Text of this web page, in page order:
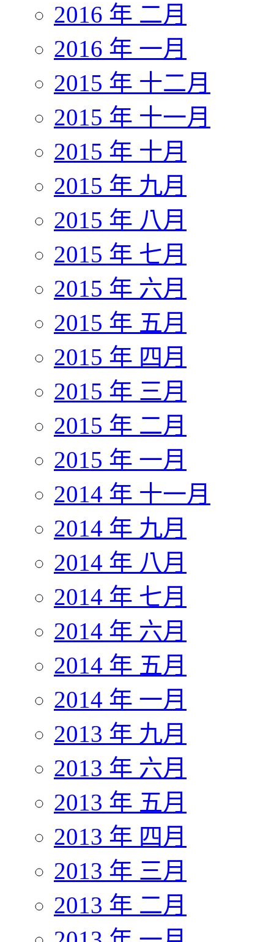
2016 年 二月
2016 年 一月
2015 年 十二月
2015 年 十一月
2015 年 十月
2015 年 九月
2015 年 八月
2015 年 七月
2015 年 六月
2015 年 五月
2015 年 四月
2015 年 三月
2015 年 二月
2015 年 一月
2014 年 十一月
2014 年 九月
2014 年 八月
2014 年 七月
2014 年 六月
2014 年 五月
2014 年 一月
2013 年 九月
2013 年 六月
2013 年 五月
2013 年 四月
2013 年 三月
2013 年 二月